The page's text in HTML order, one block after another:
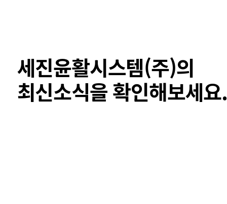
세진윤활시스템(주)의
최신소식을 확인해보세요.